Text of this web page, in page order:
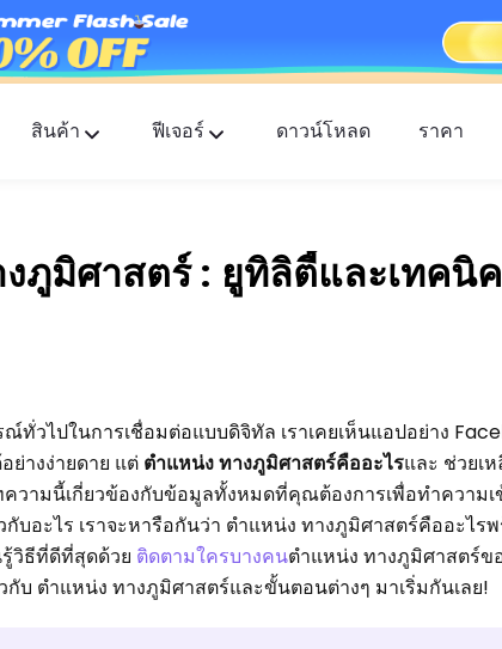
สินค้า
FlashGet Finder
ความปลอดภัยป้องกันการโจรกรรมของโทรศัพท์คุณ
ฟีเจอร์ ดาวน์โหลด ราคา
ภูมิศาสตร์ : ยูทิลิตี้และเทคนิ
วไปในการเชื่อมต่อแบบดิจิทัล เราเคยเห็นแอปอย่าง
างง่ายดาย แต่ ตำแหน่ง ทางภูมิศาสตร์คืออะไรและ ช่วยเ
ความนี้เกี่ยวข้องกับข้อมูลทั้งหมดที่คุณต้องการเพื่อทำความเ
กับอะไร เราจะหารือกันว่า ตำแหน่ง ทางภูมิศาสตร์คืออะไร
วิธีที่ดีที่สุดด้วย ติดตามใครบางคนตำแหน่ง ทางภูมิศาสตร์ข
บ ตำแหน่ง ทางภูมิศาสตร์และขั้นตอนต่างๆ มาเริ่มกันเลย!